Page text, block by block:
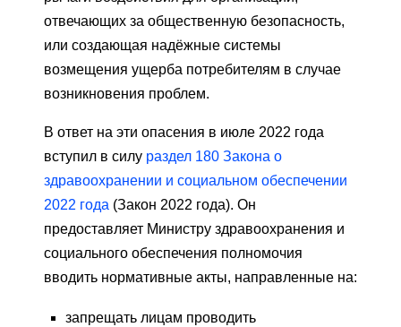
отвечающих за общественную безопасность,
или создающая надёжные системы
возмещения ущерба потребителям в случае
возникновения проблем.
В ответ на эти опасения в июле 2022 года
вступил в силу раздел 180 Закона о
здравоохранении и социальном обеспечении
2022 года (Закон 2022 года). Он
предоставляет Министру здравоохранения и
социального обеспечения полномочия
вводить нормативные акты, направленные на:
запрещать лицам проводить